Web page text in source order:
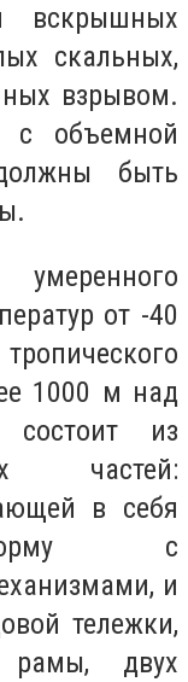
вскрышных
скальных,
взрывом.
с объемной
быть
от -40
1000 м над
из
частей:
в себя
с
и
тележки,
двух